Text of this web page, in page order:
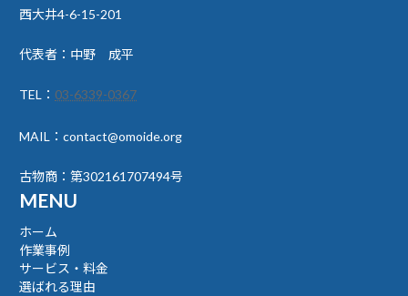
西大井4-6-15-201
代表者：中野 成平
TEL： 03-6339-0367
MAIL：contact@omoide.org
古物商：第302161707494号
MENU
ホーム
作業事例
サービス・料金
選ばれる理由